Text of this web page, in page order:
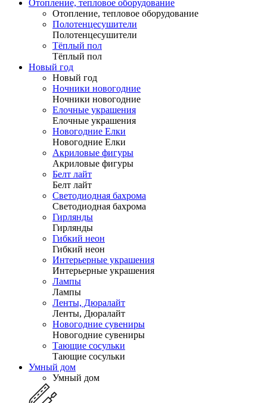
Отопление, тепловое оборудование
Отопление, тепловое оборудование
Полотенцесушители
Полотенцесушители
Тёплый пол
Тёплый пол
Новый год
Новый год
Ночники новогодние
Ночники новогодние
Елочные украшения
Елочные украшения
Новогодние Елки
Новогодние Елки
Акриловые фигуры
Акриловые фигуры
Белт лайт
Белт лайт
Светодиодная бахрома
Светодиодная бахрома
Гирлянды
Гирлянды
Гибкий неон
Гибкий неон
Интерьерные украшения
Интерьерные украшения
Лампы
Лампы
Ленты, Дюралайт
Ленты, Дюралайт
Новогодние сувениры
Новогодние сувениры
Тающие сосульки
Тающие сосульки
Умный дом
Умный дом